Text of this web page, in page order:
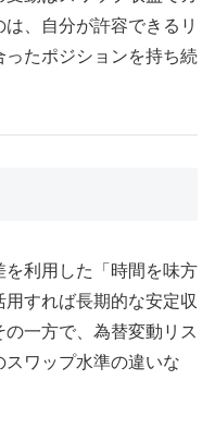
、自分が許容できるリ
ったポジションを持ち続
を利用した「時間を味方
すれば長期的な安定収
一方で、為替変動リス
ワップ水準の違いな